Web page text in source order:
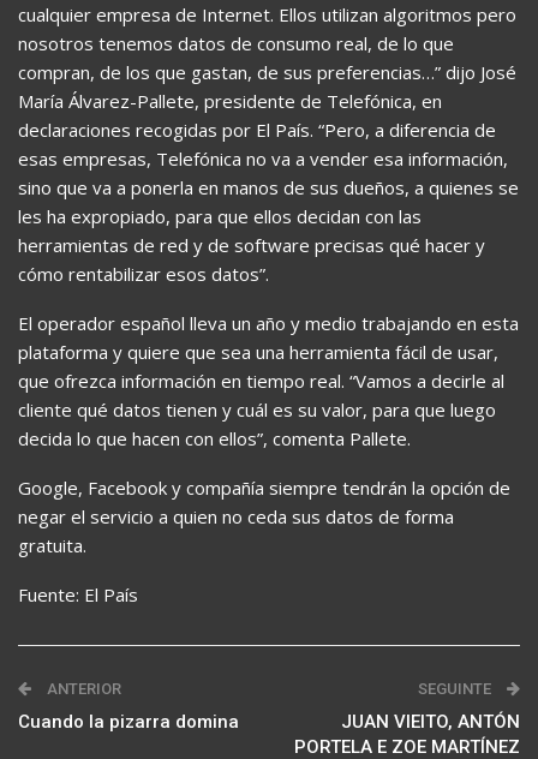
cualquier empresa de Internet. Ellos utilizan algoritmos pero
nosotros tenemos datos de consumo real, de lo que
compran, de los que gastan, de sus preferencias…” dijo José
María Álvarez-Pallete, presidente de Telefónica, en
declaraciones recogidas por El País. “Pero, a diferencia de
esas empresas, Telefónica no va a vender esa información,
sino que va a ponerla en manos de sus dueños, a quienes se
les ha expropiado, para que ellos decidan con las
herramientas de red y de software precisas qué hacer y
cómo rentabilizar esos datos”.
El operador español lleva un año y medio trabajando en esta
plataforma y quiere que sea una herramienta fácil de usar,
que ofrezca información en tiempo real. “Vamos a decirle al
cliente qué datos tienen y cuál es su valor, para que luego
decida lo que hacen con ellos”, comenta Pallete.
Google, Facebook y compañía siempre tendrán la opción de
negar el servicio a quien no ceda sus datos de forma
gratuita.
Fuente: El País
ANTERIOR
Cuando la pizarra domina
SEGUINTE
JUAN VIEITO, ANTÓN
PORTELA E ZOE MARTÍNEZ